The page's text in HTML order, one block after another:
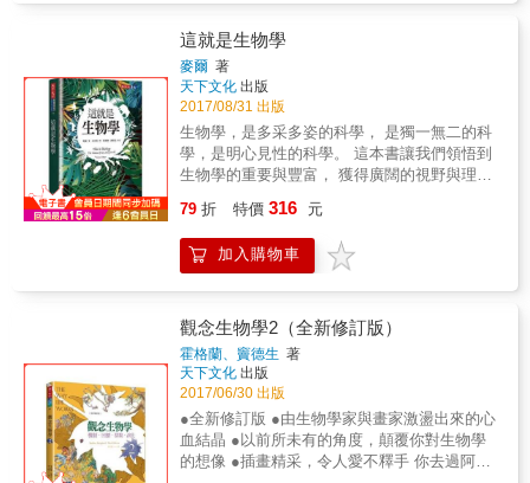
息息相關的領域。本書以深入淺出的敘述方式
帶領讀者了解相關知識，從達爾文的物種起
源，到恐龍滅絕說；由基因改造植物，到微生
物食品製作。內容涵蓋生物起源與演化、人體
生命、動植物世界和微生物等，選材新穎豐
富，令人直呼過癮！
靠魔戒也有辦法聽懂動物所說的話。渡鴉擔心
飼主的安危，用獨有的叫聲呼喚；愛上人類的
穴烏，殷勤的把小蟲塞進人嘴；雁鵝號召同伴
一齊飛行的「鏗鏘鏗」叫聲；狗兒睜著雙眼愕
愕的望著，祈求主人帶牠出門，或是不勞主人
吩咐，便咬了可厭的人的屁股……勞倫茲透過
本書告訴我們，只要讓動物以最自然的方式生
活，再用愛心和耐心與牠們相處，就能看出、
聽出動物的語言。
這就是生物學
麥爾 著
天下文化 出版
2017/08/31 出版
生物學，是多采多姿的科學， 是獨一無二的科
學，是明心見性的科學。 這本書讓我們領悟到
生物學的重要與豐富， 獲得廣闊的視野與理念
以及人類對自然的責任。 ◎顏聖紘、程樹德 &
專文導讀 ◎《中國時報》開卷版 &一週好書推
薦 麥爾是達爾文以來最偉大的演化生物學家，
站在知識的高峰， 把自身投注於摯愛主題的畢
生思索，傾囊相授。 他朝生物學汪洋撒下大
網， 將科學哲學、生物學發展史、生物學研究
領域等問題，一網打盡。 透過嚴謹的論述、透
徹的洞見、博引的舉證， 帶領我們遍覽由生理
學、細胞學、分類學、 形態學、發生學、演化
學、生態學等學門構成的生物學版圖。 書中的
觀點與見解，提供我們重新思考生命問題的新
79 折 特價 316 元
加入購物車
觀念生物學2（全新修訂版）
霍格蘭、竇德生 著
天下文化 出版
2017/06/30 出版
●全新修訂版 ●由生物學家與畫家激盪出來的心
血結晶 ●以前所未有的角度，顛覆你對生物學
的想像 ●插畫精采，令人愛不釋手 你去過阿羅